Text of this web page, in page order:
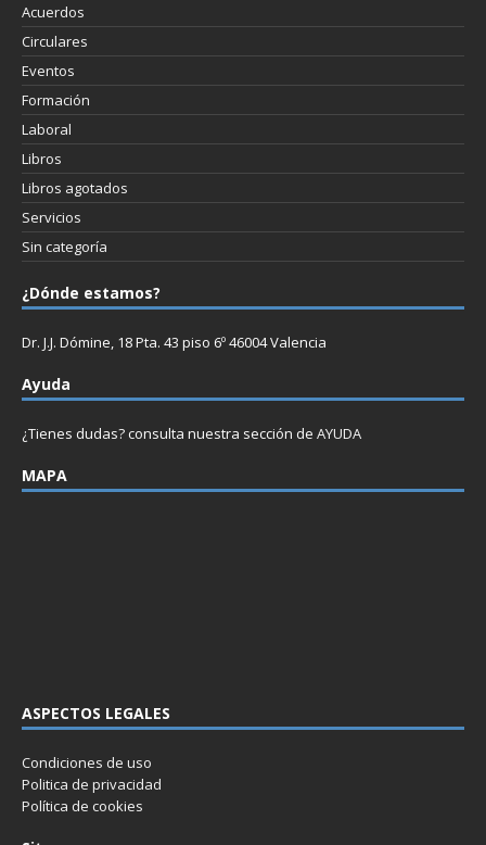
Acuerdos
Circulares
Eventos
Formación
Laboral
Libros
Libros agotados
Servicios
Sin categoría
¿Dónde estamos?
Dr. J.J. Dómine, 18 Pta. 43 piso 6º 46004 Valencia
Ayuda
¿Tienes dudas? consulta nuestra sección de AYUDA
MAPA
ASPECTOS LEGALES
Condiciones de uso
Politica de privacidad
Política de cookies